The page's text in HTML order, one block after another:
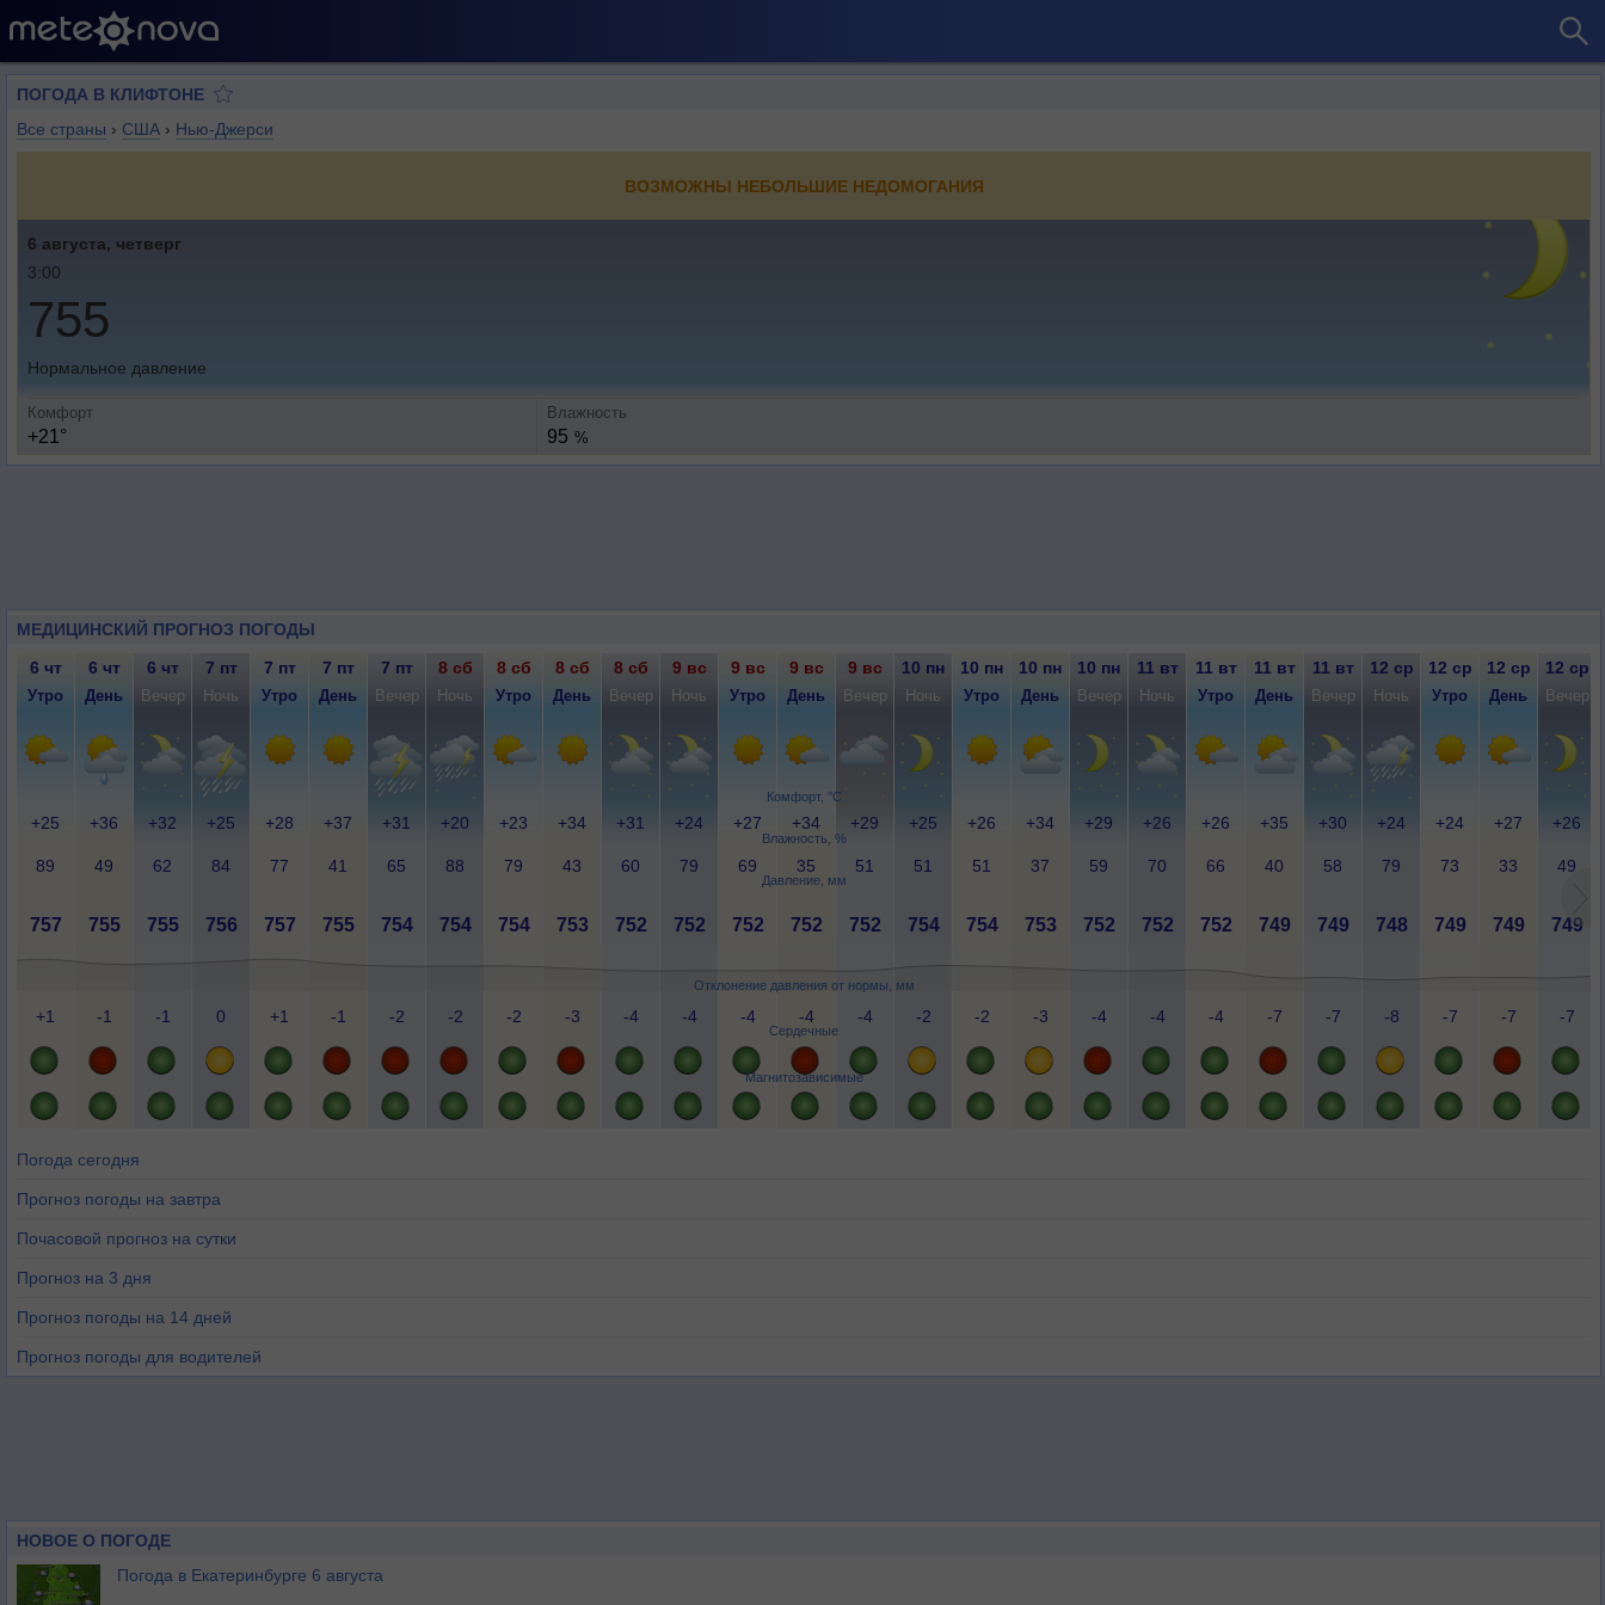
ПОГОДА В КЛИФТОНЕ
Все страны › США › Нью-Джерси
ВОЗМОЖНЫ НЕБОЛЬШИЕ НЕДОМОГАНИЯ
6 августа, четверг
3:00
755
Нормальное давление
Комфорт
+21°
Влажность
95 %
МЕДИЦИНСКИЙ ПРОГНОЗ ПОГОДЫ
Комфорт, °C
Влажность, %
Давление, мм
Отклонение давления от нормы, мм
Сердечные
Магнитозависимые
6 чт 6 чт 6 чт 7 пт 7 пт 7 пт 7 пт 8 сб 8 сб 8 сб 8 сб 9 вс 9 вс 9 вс 9 вс 10 пн 10 пн 10 пн 10 пн 11 вт 11 вт 11 вт 11 вт 12 ср 12 ср 12 ср 12 ср
Утро День Вечер Ночь Утро День Вечер Ночь Утро День Вечер Ночь Утро День Вечер Ночь Утро День Вечер Ночь Утро День Вечер Ночь Утро День Вечер
+25 +36 +32 +25 +28 +37 +31 +20 +23 +34 +31 +24 +27 +34 +29 +25 +26 +34 +29 +26 +26 +35 +30 +24 +24 +27 +26
89 49 62 84 77 41 65 88 79 43 60 79 69 35 51 51 51 37 59 70 66 40 58 79 73 33 49
757 755 755 756 757 755 754 754 754 753 752 752 752 752 752 754 754 753 752 752 752 749 749 748 749 749 749
+1 -1 -1 0 +1 -1 -2 -2 -2 -3 -4 -4 -4 -4 -4 -2 -2 -3 -4 -4 -4 -7 -7 -8 -7 -7 -7
Погода сегодня
Прогноз погоды на завтра
Почасовой прогноз на сутки
Прогноз на 3 дня
Прогноз погоды на 14 дней
Прогноз погоды для водителей
НОВОЕ О ПОГОДЕ
Погода в Екатеринбурге 6 августа